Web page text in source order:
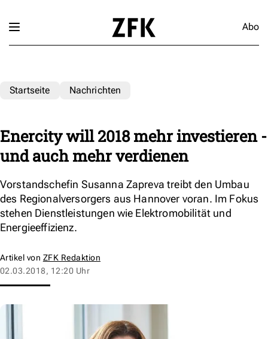
Abo
Startseite Nachrichten
Enercity will 2018 mehr investieren -
und auch mehr verdienen
Vorstandschefin Susanna Zapreva treibt den Umbau
des Regionalversorgers aus Hannover voran. Im Fokus
stehen Dienstleistungen wie Elektromobilität und
Energieeffizienz.
Artikel von ZFK Redaktion
02.03.2018, 12:20 Uhr